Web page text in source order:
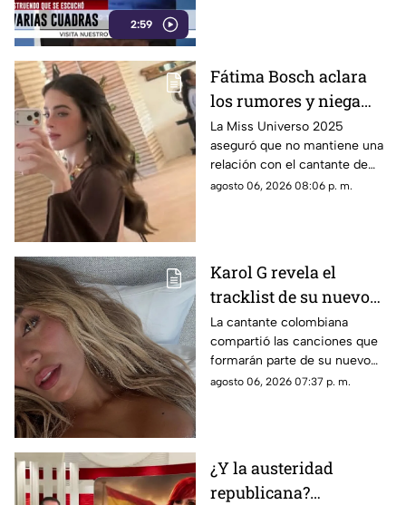
2:59
Fátima Bosch aclara
los rumores y niega
tener un romance con
Natanael Cano
La Miss Universo 2025
aseguró que no mantiene una
relación con el cantante de
corridos tumbados.
agosto 06, 2026 08:06 p. m.
Karol G revela el
tracklist de su nuevo
álbum antes de su
lanzamiento; esta es la
lista completa
La cantante colombiana
compartió las canciones que
formarán parte de su nuevo
material de estudio,
agosto 06, 2026 07:37 p. m.
¿Y la austeridad
republicana?